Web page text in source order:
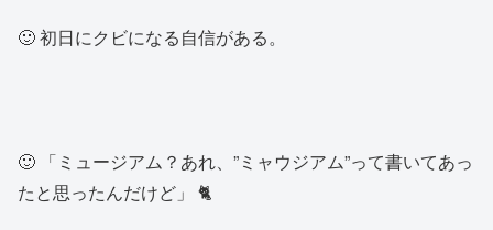
🙂 初日にクビになる自信がある。
🙂 「ミュージアム？あれ、”ミャウジアム”って書いてあっ
たと思ったんだけど」 🐈